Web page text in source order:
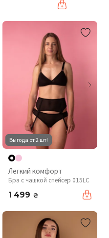
Выгода от 2 шт!
Легкий комфорт
Бра с чашкой спейсер 015LC
1 499 ₴